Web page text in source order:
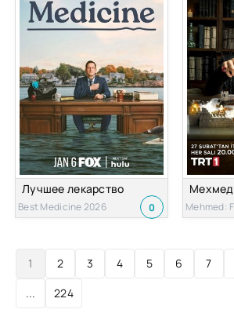
Лучшее лекарство
Best Medicine 2026 0
1 2 3 4 5 6 7
...
224